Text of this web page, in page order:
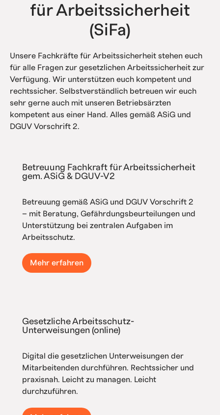
für Arbeitssicherheit
(SiFa)
Unsere Fachkräfte für Arbeitssicherheit stehen euch
für alle Fragen zur gesetzlichen Arbeitssicherheit zur
Verfügung. Wir unterstützen euch kompetent und
rechtssicher. Selbstverständlich betreuen wir euch
sehr gerne auch mit unseren Betriebsärzten
kompetent aus einer Hand. Alles gemäß ASiG und
DGUV Vorschrift 2.
Betreuung Fachkraft für Arbeitssicherheit
gem. ASiG & DGUV-V2
Betreuung gemäß ASiG und DGUV Vorschrift 2
– mit Beratung, Gefährdungsbeurteilungen und
Unterstützung bei zentralen Aufgaben im
Arbeitsschutz.
Mehr erfahren
Gesetzliche Arbeitsschutz-
Unterweisungen (online)
Digital die gesetzlichen Unterweisungen der
Mitarbeitenden durchführen. Rechtssicher und
praxisnah. Leicht zu managen. Leicht
durchzuführen.